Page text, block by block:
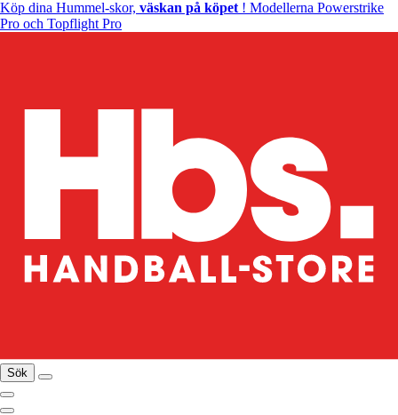
Köp dina Hummel-skor, väskan på köpet ! Modellerna Powerstrike
Pro och Topflight Pro
Sök